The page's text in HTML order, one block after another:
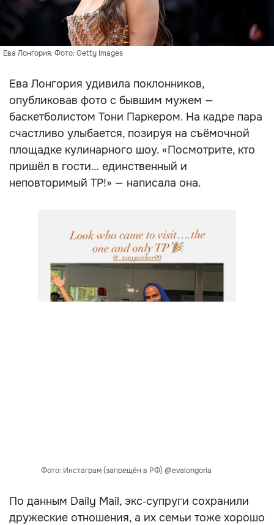
Ева Лонгория. Фото: Getty Images
Ева Лонгория удивила поклонников,
опубликовав фото с бывшим мужем —
баскетболистом Тони Паркером. На кадре пара
счастливо улыбается, позируя на съёмочной
площадке кулинарного шоу. «Посмотрите, кто
пришёл в гости… единственный и
неповторимый TP!» — написала она.
Фото: Инстаграм (запрещён в РФ) @evalongoria
По данным Daily Mail, экс‑супруги сохранили
дружеские отношения, а их семьи тоже хорошо